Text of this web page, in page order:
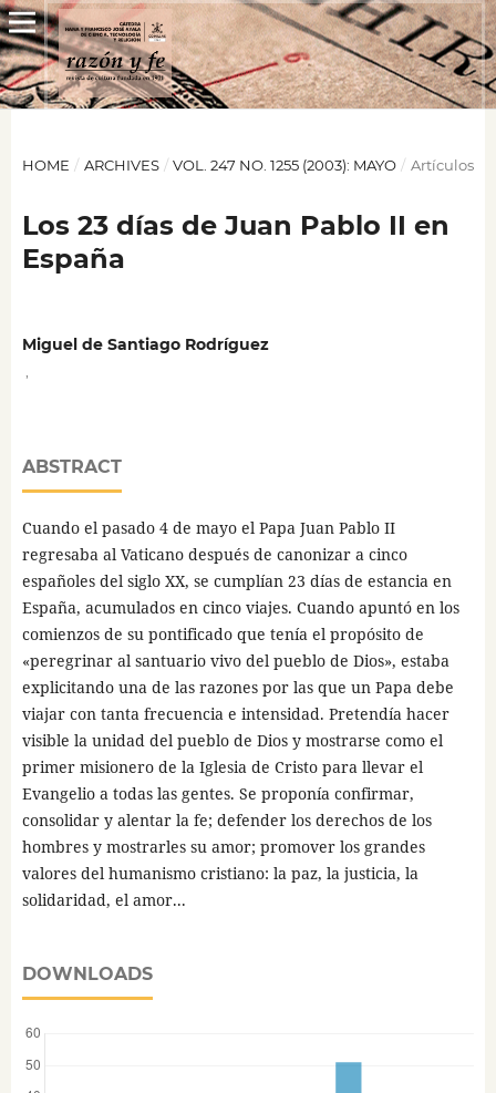
HOME / ARCHIVES / VOL. 247 NO. 1255 (2003): MAYO / Artículos
Los 23 días de Juan Pablo II en
España
Miguel de Santiago Rodríguez
ABSTRACT
Cuando el pasado 4 de mayo el Papa Juan Pablo II
regresaba al Vaticano después de canonizar a cinco
españoles del siglo XX, se cumplían 23 días de estancia en
España, acumulados en cinco viajes. Cuando apuntó en los
comienzos de su pontificado que tenía el propósito de
«peregrinar al santuario vivo del pueblo de Dios», estaba
explicitando una de las razones por las que un Papa debe
viajar con tanta frecuencia e intensidad. Pretendía hacer
visible la unidad del pueblo de Dios y mostrarse como el
primer misionero de la Iglesia de Cristo para llevar el
Evangelio a todas las gentes. Se proponía confirmar,
consolidar y alentar la fe; defender los derechos de los
hombres y mostrarles su amor; promover los grandes
valores del humanismo cristiano: la paz, la justicia, la
solidaridad, el amor...
DOWNLOADS